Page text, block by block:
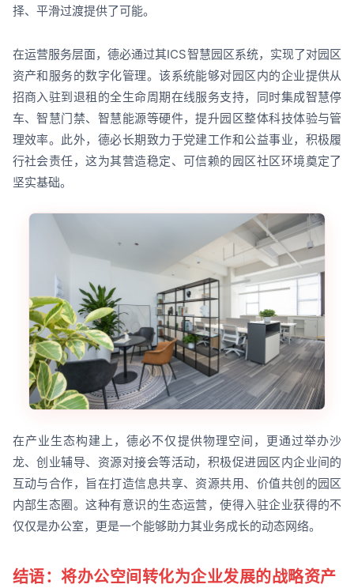
择、平滑过渡提供了可能。
在运营服务层面，德必通过其ICS智慧园区系统，实现了对园区
资产和服务的数字化管理。该系统能够对园区内的企业提供从
招商入驻到退租的全生命周期在线服务支持，同时集成智慧停
车、智慧门禁、智慧能源等硬件，提升园区整体科技体验与管
理效率。此外，德必长期致力于党建工作和公益事业，积极履
行社会责任，这为其营造稳定、可信赖的园区社区环境奠定了
坚实基础。
在产业生态构建上，德必不仅提供物理空间，更通过举办沙
龙、创业辅导、资源对接会等活动，积极促进园区内企业间的
互动与合作，旨在打造信息共享、资源共用、价值共创的园区
内部生态圈。这种有意识的生态运营，使得入驻企业获得的不
仅仅是办公室，更是一个能够助力其业务成长的动态网络。
结语：将办公空间转化为企业发展的战略资产